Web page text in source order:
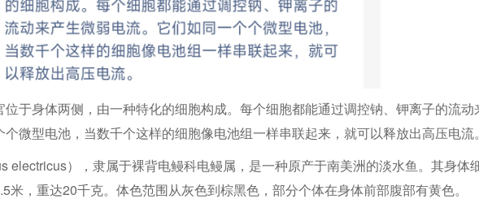
于身体两侧，由一种特化的细胞构成。每个细胞都能通过调控钠、钾离子的流动
微型电池，当数千个这样的细胞像电池组一样串联起来，就可以释放出高压电流。
electricus），隶属于裸背电鳗科电鳗属，是一种原产于南美洲的淡水鱼。其身体
米，重达20千克。体色范围从灰色到棕黑色，部分个体在身体前部腹部有黄色。